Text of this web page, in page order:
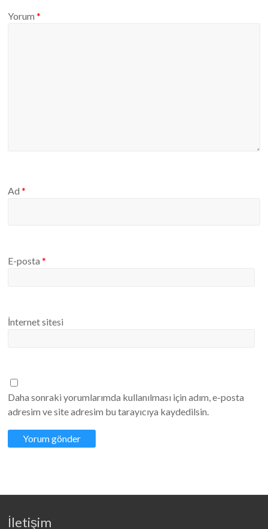
Yorum*
Ad*
E-posta*
İnternet sitesi
Daha sonraki yorumlarımda kullanılması için adım, e-posta
adresim ve site adresim bu tarayıcıya kaydedilsin.
İletişim